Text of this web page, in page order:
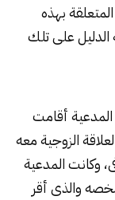
بهذه
الدليل على تلك
أقامت
الزوجية معه
عرفى، وكانت المدعية
والذى أقر